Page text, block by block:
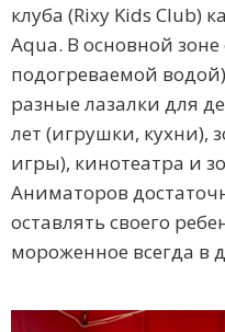
клуба (Rixy Kids Club)
Aqua. В основной зоне
подогреваемой
разные лазалки для
лет (игрушки, кухни),
игры), кинотеатра и
Аниматоров
оставлять своего
мороженное всегда в